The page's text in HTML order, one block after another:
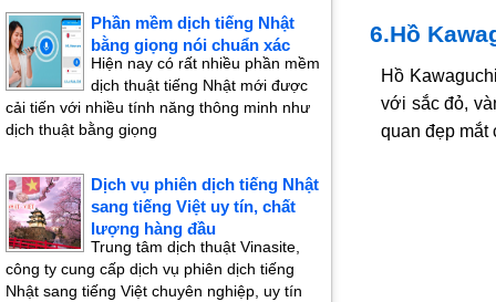
6.Hồ
Hồ
với sắc đỏ,
quan đẹp mắt
Phần mềm dịch tiếng Nhật
bằng giọng nói chuẩn xác
Hiện nay có rất nhiều phần mềm
dịch thuật tiếng Nhật mới được
cải tiến với nhiều tính năng thông minh như
dịch thuật bằng giọng
Dịch vụ phiên dịch tiếng Nhật
sang tiếng Việt uy tín, chất
lượng hàng đầu
Trung tâm dịch thuật Vinasite,
công ty cung cấp dịch vụ phiên dịch tiếng
Nhật sang tiếng Việt chuyên nghiệp, uy tín